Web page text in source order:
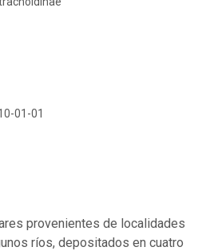
01-01
provenientes de localidades
ríos, depositados en cuatro